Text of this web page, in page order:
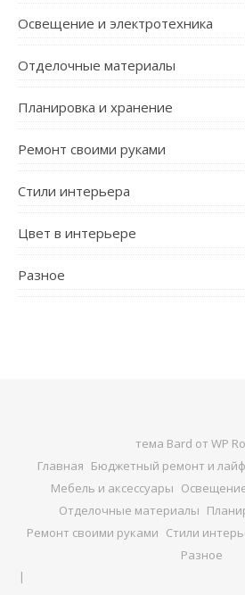
Освещение и электротехника
Отделочные материалы
Планировка и хранение
Ремонт своими руками
Стили интерьера
Цвет в интерьере
Разное
тема Bard от WP
Главная Бюджетный ремонт и
Мебель и аксессуары
Отделочные материалы
Ремонт своими руками Стили
Разное